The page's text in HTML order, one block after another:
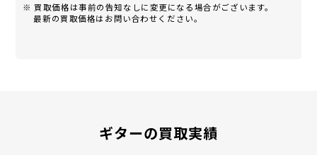
※ 買取価格は事前の告知なしに変更になる場合がございます。
最新の買取価格はお問い合わせください。
ギターの買取実績